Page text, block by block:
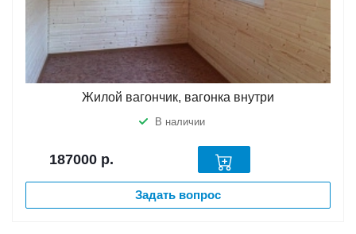
Жилой вагончик, вагонка внутри
В наличии
187000 р.
Задать вопрос